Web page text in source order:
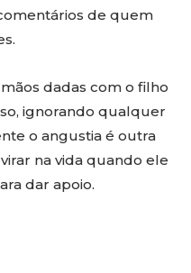
de quem
dadas com o filho
ignorando qualquer
o angustia é outra
na vida quando ele
dar apoio.